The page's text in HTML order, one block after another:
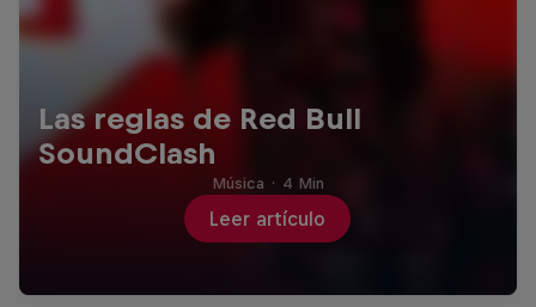
Las reglas de Red Bull
SoundClash
Leer artículo
Música · 4 Min